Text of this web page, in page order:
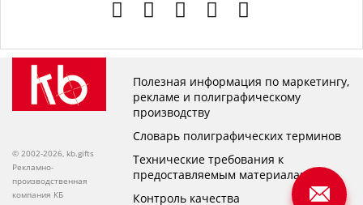
© 2002-2026, kb.gifts
Рекламно-
производственная
компания КБ
Полезная информация по маркетингу,
рекламе и полиграфическому
производству
Словарь полиграфических терминов
Технические требования к
предоставляемым материалам
Контроль качества